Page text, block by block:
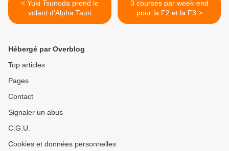
< Yuki Tsunoda prend le
volant d'Alpha Tauri
3 courses par week-end
pour la F2 et la F3 >
Hébergé par Overblog
Top articles
Pages
Contact
Signaler un abus
C.G.U.
Cookies et données personnelles